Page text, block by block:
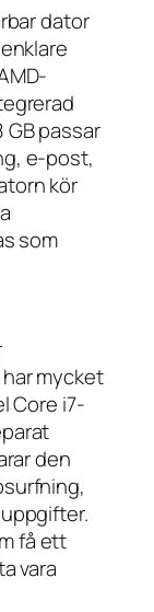
dator
GB passar
e-post,
kör
som
mycket
Core i7-
den
få ett
vara